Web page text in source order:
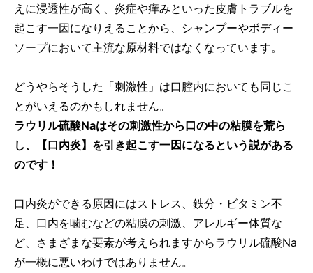
えに浸透性が高く、炎症や痒みといった皮膚トラブルを
起こす一因になりえることから、シャンプーやボディー
ソープにおいて主流な原材料ではなくなっています。
どうやらそうした「刺激性」は口腔内においても同じこ
とがいえるのかもしれません。
ラウリル硫酸Naはその刺激性から口の中の粘膜を荒ら
し、【口内炎】を引き起こす一因になるという説がある
のです！
口内炎ができる原因にはストレス、鉄分・ビタミン不
足、口内を噛むなどの粘膜の刺激、アレルギー体質な
ど、さまざまな要素が考えられますからラウリル硫酸Na
が一概に悪いわけではありません。